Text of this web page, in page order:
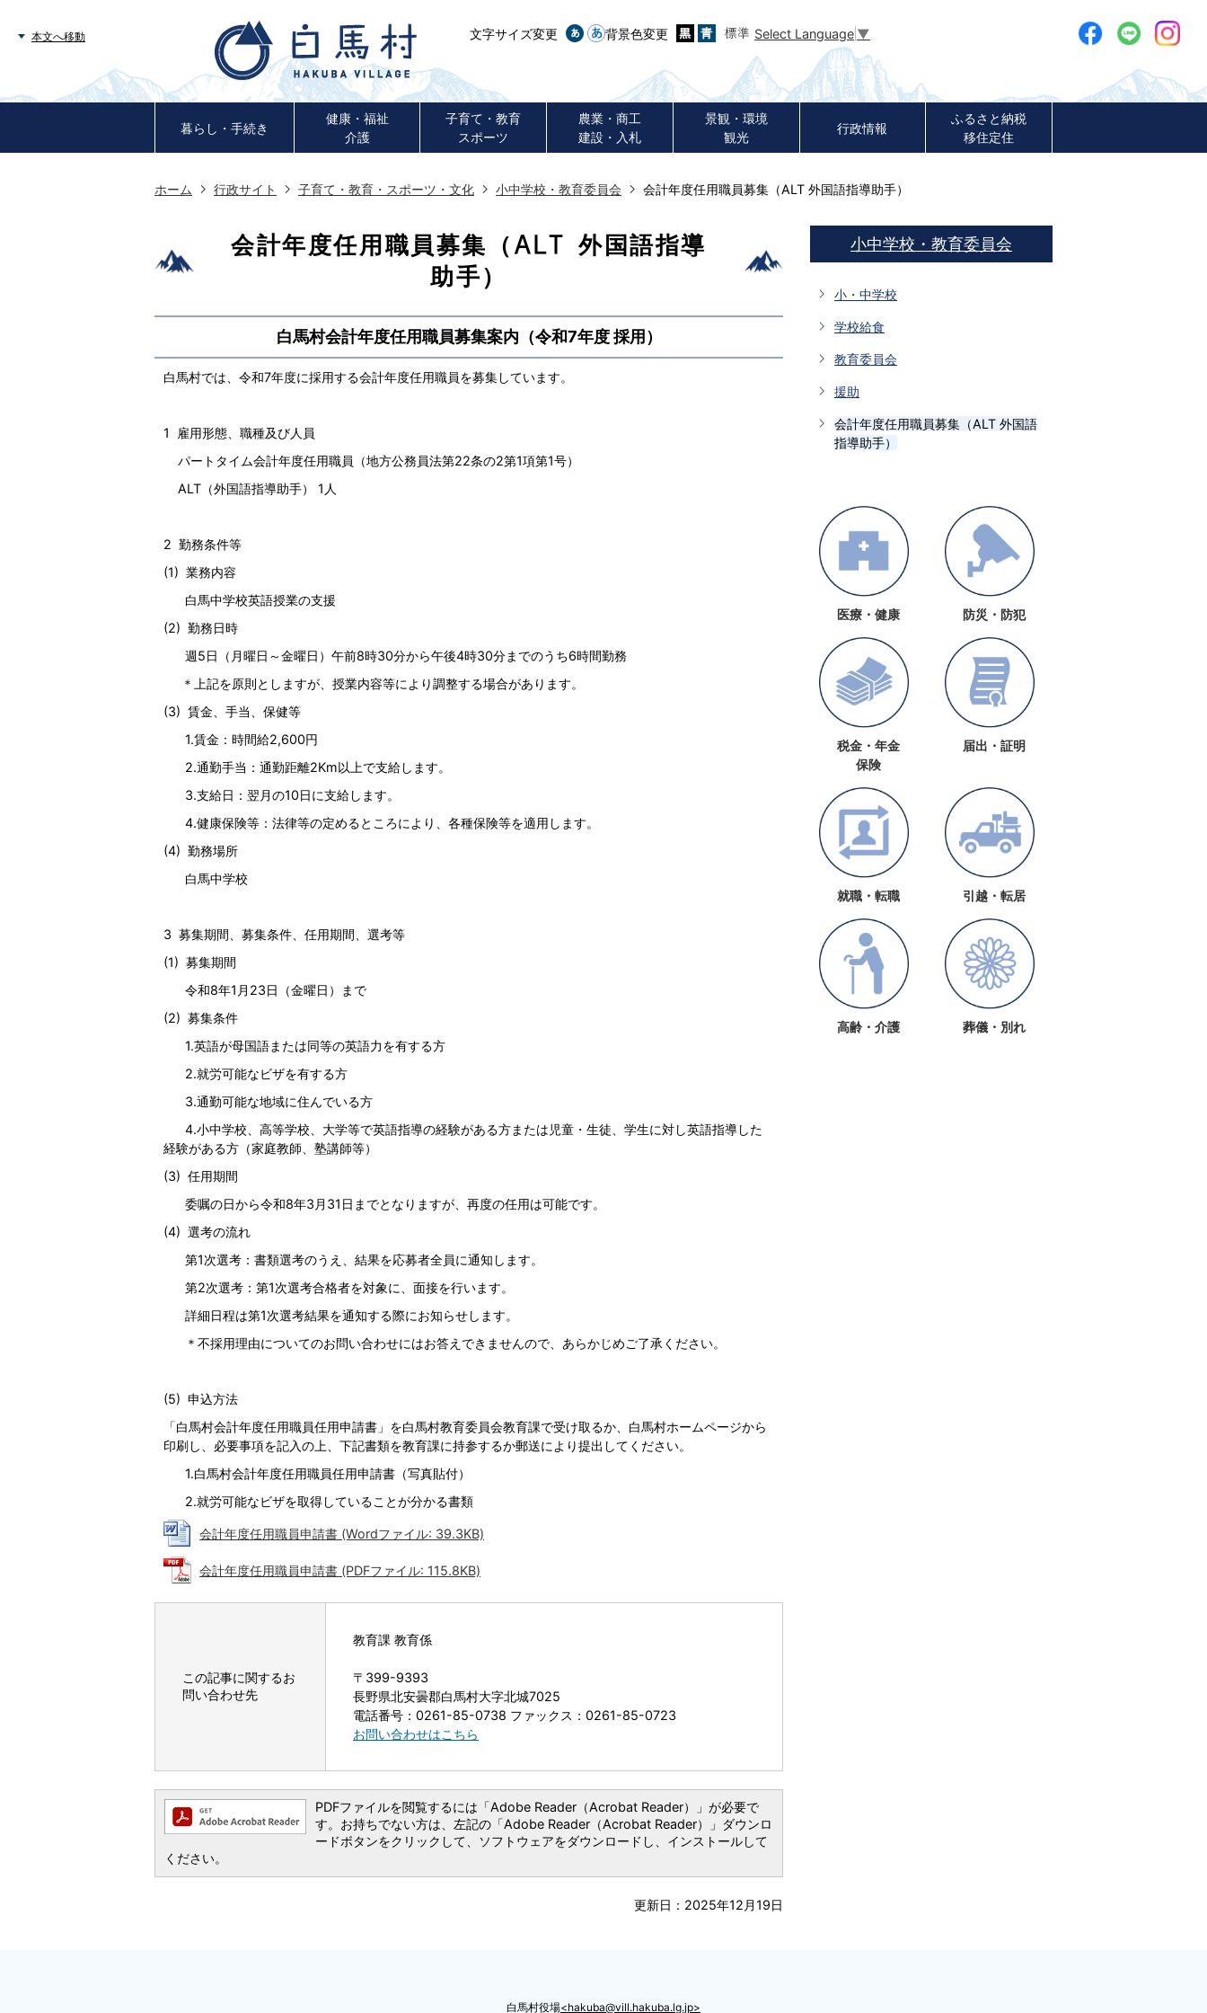
本文へ移動 文字サイズ変更 背景色変更 Select Language ▼
暮らし・手続き
健康・福祉
介護
子育て・教育
スポーツ
農業・商工
建設・入札
景観・環境
観光
行政情報
ふるさと納税
移住定住
ホーム 行政サイト 子育て・教育・スポーツ・文化 小中学校・教育委員会 会計年度任用職員募集（ALT 外国語指導助手）
会計年度任用職員募集（ALT 外国語指導
助手）
白馬村会計年度任用職員募集案内（令和7年度 採用）
白馬村では、令和7年度に採用する会計年度任用職員を募集しています。
1 雇用形態、職種及び人員
パートタイム会計年度任用職員（地方公務員法第22条の2第1項第1号）
ALT（外国語指導助手） 1人
2 勤務条件等
(1) 業務内容
白馬中学校英語授業の支援
(2) 勤務日時
週5日（月曜日～金曜日）午前8時30分から午後4時30分までのうち6時間勤務
＊上記を原則としますが、授業内容等により調整する場合があります。
(3) 賃金、手当、保健等
1.賃金：時間給2,600円
2.通勤手当：通勤距離2Km以上で支給します。
3.支給日：翌月の10日に支給します。
4.健康保険等：法律等の定めるところにより、各種保険等を適用します。
(4) 勤務場所
白馬中学校
3 募集期間、募集条件、任用期間、選考等
(1) 募集期間
令和8年1月23日（金曜日）まで
(2) 募集条件
1.英語が母国語または同等の英語力を有する方
2.就労可能なビザを有する方
3.通勤可能な地域に住んでいる方
4.小中学校、高等学校、大学等で英語指導の経験がある方または児童・生徒、学生に対し英語指導した
経験がある方（家庭教師、塾講師等）
(3) 任用期間
委嘱の日から令和8年3月31日までとなりますが、再度の任用は可能です。
(4) 選考の流れ
第1次選考：書類選考のうえ、結果を応募者全員に通知します。
第2次選考：第1次選考合格者を対象に、面接を行います。
詳細日程は第1次選考結果を通知する際にお知らせします。
＊不採用理由についてのお問い合わせにはお答えできませんので、あらかじめご了承ください。
(5) 申込方法
「白馬村会計年度任用職員任用申請書」を白馬村教育委員会教育課で受け取るか、白馬村ホームページから
印刷し、必要事項を記入の上、下記書類を教育課に持参するか郵送により提出してください。
1.白馬村会計年度任用職員任用申請書（写真貼付）
2.就労可能なビザを取得していることが分かる書類
会計年度任用職員申請書 (Wordファイル: 39.3KB)
会計年度任用職員申請書 (PDFファイル: 115.8KB)
この記事に関するお
問い合わせ先
教育課 教育係
〒399-9393
長野県北安曇郡白馬村大字北城7025
電話番号：0261-85-0738 ファックス：0261-85-0723
お問い合わせはこちら
PDFファイルを閲覧するには「Adobe Reader（Acrobat Reader）」が必要で
す。お持ちでない方は、左記の「Adobe Reader（Acrobat Reader）」ダウンロ
ードボタンをクリックして、ソフトウェアをダウンロードし、インストールして
ください。
更新日：2025年12月19日
小中学校・教育委員会
小・中学校
学校給食
教育委員会
援助
会計年度任用職員募集（ALT 外国語
指導助手）
医療・健康 防災・防犯
税金・年金
保険
届出・証明
就職・転職 引越・転居
高齢・介護 葬儀・別れ
白馬村役場 hakuba@vill.hakuba.lg.jp